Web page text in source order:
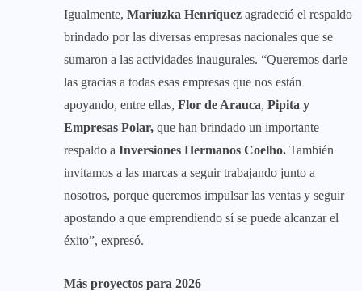
Igualmente, Mariuzka Henríquez agradeció el respaldo
brindado por las diversas empresas nacionales que se
sumaron a las actividades inaugurales. “Queremos darle
las gracias a todas esas empresas que nos están
apoyando, entre ellas, Flor de Arauca, Pipita y
Empresas Polar, que han brindado un importante
respaldo a Inversiones Hermanos Coelho. También
invitamos a las marcas a seguir trabajando junto a
nosotros, porque queremos impulsar las ventas y seguir
apostando a que emprendiendo sí se puede alcanzar el
éxito”, expresó.
Más proyectos para 2026